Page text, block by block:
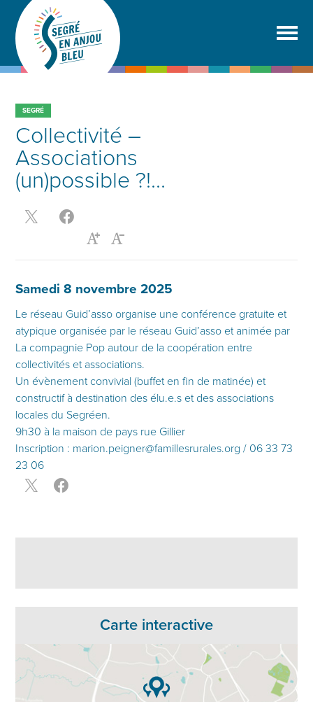
SEGRÉ
Collectivité –
Associations
(un)possible ?!…
Samedi 8 novembre 2025
Le réseau Guid’asso organise une conférence gratuite et
atypique organisée par le réseau Guid’asso et animée par
La compagnie Pop autour de la coopération entre
collectivités et associations.
Un évènement convivial (buffet en fin de matinée) et
constructif à destination des élu.e.s et des associations
locales du Segréen.
9h30 à la maison de pays rue Gillier
Inscription : marion.peigner@famillesrurales.org / 06 33 73
23 06
Carte interactive